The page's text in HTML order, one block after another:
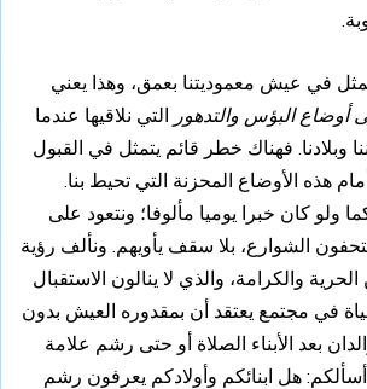
في عيش معموديتنا بعمق، وهذا يعني
أوضاع البؤس والتدهور التي نلاقيها عندما
وبلادنا. فهناك خطر قائم يتمثل في القبول
هذه الأوضاع المحزنة التي تحيط بنا.
ولو كان خبرا يوميا مألوفا؛ ونتعود على
الشوارع، بلا سقف يأويهم. ونألف رؤية
والكرامة، والذي لا ينالون الاستقبال
في مجتمع يعتقد أن بمقدوره العيش بدون
بعد الأبناء الصلاة أو حتى رشم علامة
هل ابنائكم وأولادكم يعرفون رشم